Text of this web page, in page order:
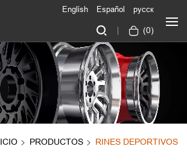
(0)
English Español русск
PRODUCTOS RINES DEPORTIVOS